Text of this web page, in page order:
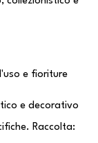
e fioriture
e decorativo
Raccolta: